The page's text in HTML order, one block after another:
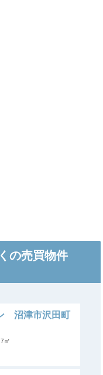
の売買物件
沼津市沢田町
㎡